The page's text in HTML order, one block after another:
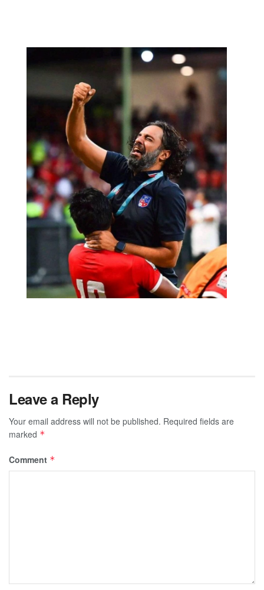
Leave a Reply
Your email address will not be published. Required fields are
marked *
Comment *